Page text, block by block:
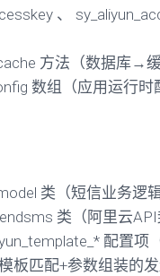
、
方法（数据库→缓
数组（应用运行时
类（短信业务逻辑
类（阿里云API
配置项
板匹配+参数组装的